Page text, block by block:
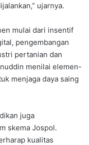
ujarnya.
mulai dari insentif
pengembangan
pertanian dan
menilai elemen-
menjaga daya saing
juga
skema Jospol.
kualitas